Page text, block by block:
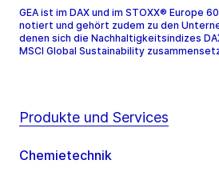
GEA ist im DAX und im STOXX® Europe
notiert und gehört zudem zu den
denen sich die Nachhaltigkeitsindizes
MSCI Global Sustainability
Produkte und Services
Chemietechnik